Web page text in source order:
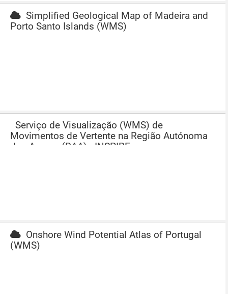
Simplified Geological Map of Madeira and
Porto Santo Islands (WMS)
Serviço de Visualização (WMS) de
Movimentos de Vertente na Região Autónoma
dos Açores (RAA) - INSPIRE
Onshore Wind Potential Atlas of Portugal
(WMS)